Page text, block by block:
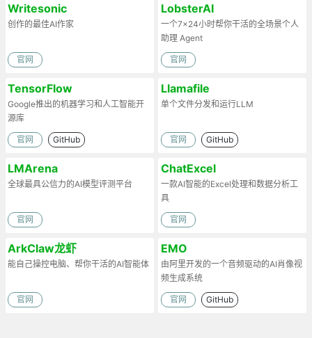
Writesonic
创作的最佳AI作家
官网
LobsterAI
一个7×24小时帮你干活的全场景个人
助理 Agent
官网
TensorFlow
Google推出的机器学习和人工智能开
源库
官网 GitHub
Llamafile
单个文件分发和运行LLM
官网 GitHub
LMArena
全球最具公信力的AI模型评测平台
官网
ChatExcel
一款AI智能的Excel处理和数据分析工
具
官网
ArkClaw龙虾
能自己操控电脑、帮你干活的AI智能体
官网
EMO
由阿里开发的一个音频驱动的AI肖像视
频生成系统
官网 GitHub